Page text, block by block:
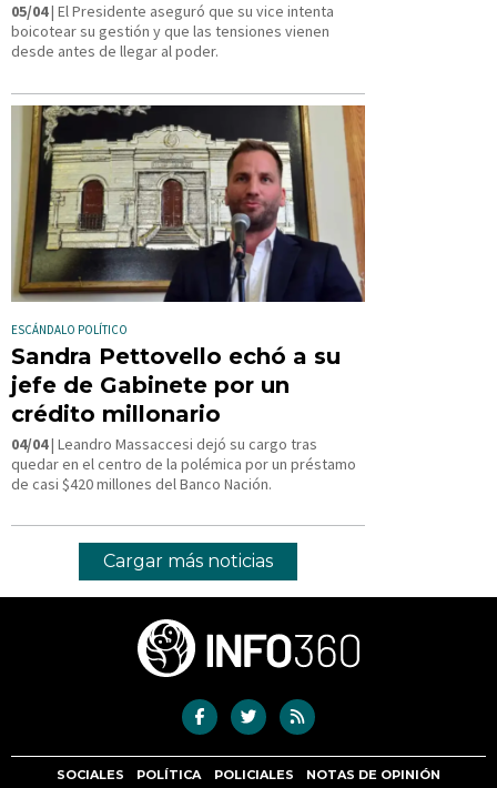
05/04| El Presidente aseguró que su vice intenta
boicotear su gestión y que las tensiones vienen
desde antes de llegar al poder.
ESCÁNDALO POLÍTICO
Sandra Pettovello echó a su
jefe de Gabinete por un
crédito millonario
04/04| Leandro Massaccesi dejó su cargo tras
quedar en el centro de la polémica por un préstamo
de casi $420 millones del Banco Nación.
Cargar más noticias
SOCIALES POLÍTICA POLICIALES NOTAS DE OPINIÓN